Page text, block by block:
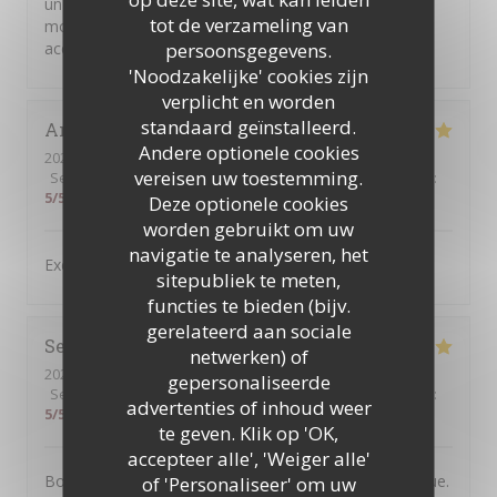
tot de verzameling van
persoonsgegevens.
'Noodzakelijke' cookies zijn
verplicht en worden
standaard geïnstalleerd.
Andere optionele cookies
vereisen uw toestemming.
Deze optionele cookies
worden gebruikt om uw
navigatie te analyseren, het
sitepubliek te meten,
functies te bieden (bijv.
gerelateerd aan sociale
netwerken) of
gepersonaliseerde
advertenties of inhoud weer
te geven. Klik op 'OK,
accepteer alle', 'Weiger alle'
of 'Personaliseer' om uw
moment et nous avons été très chaleureusement
accueillis ! Merci pour tout !
Antonio
2026-07-31
- 19:30 - Gasten 4
Service
Atmosfeer : 5/5 Keuken:4/5 Kwaliteit / Prijs
:
5/5
Excellent service and very good food,
Severine
2026-07-30
Service
Atmosfeer: 5/5 Keuken: 5/5
:
5/5
Bonne adresse. L'accueil est chaleureux et sympathique.